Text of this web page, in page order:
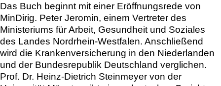
Das Buch beginnt mit einer Eröffnungsrede von
MinDirig. Peter Jeromin, einem Vertreter des
Ministeriums für Arbeit, Gesundheit und Soziales
des Landes Nordrhein-Westfalen. Anschließend
wird die Krankenversicherung in den Niederlanden
und der Bundesrepublik Deutschland verglichen.
Prof. Dr. Heinz-Dietrich Steinmeyer von der